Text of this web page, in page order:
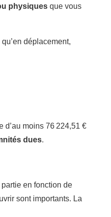
physiques que vous
déplacement,
d’au moins 76 224,51 €
dues.
en fonction de
sont importants. La